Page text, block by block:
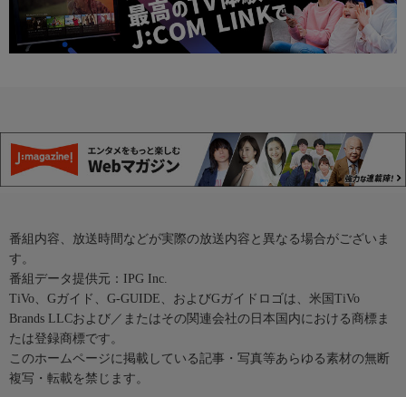
番組内容、放送時間などが実際の放送内容と異なる場合がございま
す。
番組データ提供元：IPG Inc.
TiVo、Gガイド、G-GUIDE、およびGガイドロゴは、米国TiVo
Brands LLCおよび／またはその関連会社の日本国内における商標ま
たは登録商標です。
このホームページに掲載している記事・写真等あらゆる素材の無断
複写・転載を禁じます。